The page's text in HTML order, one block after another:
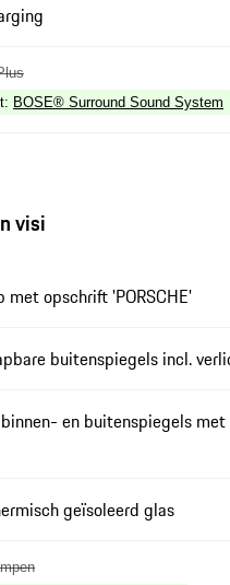
: BOSE® Surround Sound System
visi
opschrift 'PORSCHE'
buitenspiegels incl.
en buitenspiegels
geïsoleerd glas